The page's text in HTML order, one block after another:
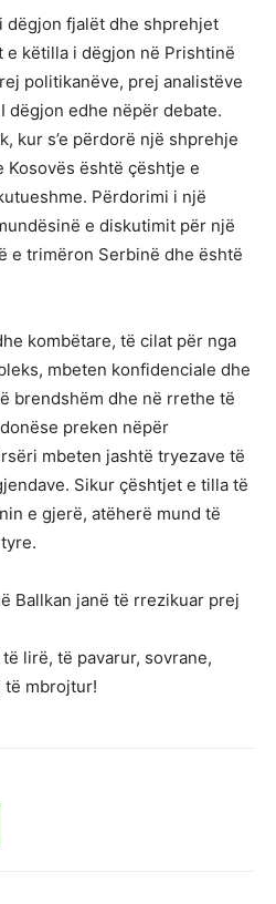
dëgjon fjalët dhe shprehjet
e këtilla i dëgjon në Prishtinë
politikanëve, prej analistëve
dëgjon edhe nëpër debate.
kur s’e përdorë një shprehje
Kosovës është çështje e
Përdorimi i një
e diskutimit për një
e trimëron Serbinë dhe është
kombëtare, të cilat për nga
mbeten konfidenciale dhe
brendshëm dhe në rrethe të
preken nëpër
mbeten jashtë tryezave të
Sikur çështjet e tilla të
e gjerë, atëherë mund të
Ballkan janë të rrezikuar prej
të lirë, të pavarur, sovrane,
të mbrojtur!